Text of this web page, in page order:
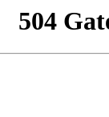
504